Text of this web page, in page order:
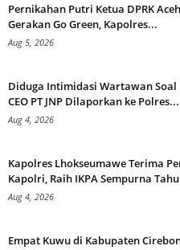
Pernikahan Putri Ketua DPRK
Gerakan Go Green, Kapolres...
Aug 5, 2026
Diduga Intimidasi Wartawan Soal
CEO PT JNP Dilaporkan ke Polres...
Aug 4, 2026
Kapolres Lhokseumawe Terima
Kapolri, Raih IKPA Sempurna
Aug 4, 2026
Empat Kuwu di Kabupaten